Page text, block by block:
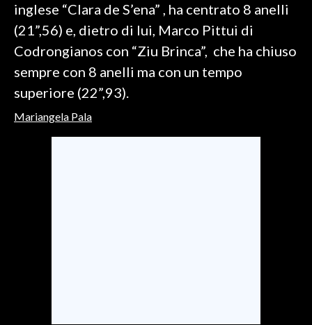
SALUTE
SARDEGNA TURISMO
SARDI NEL MONDO
NOTIZIE
inglese “Clara de S’ena” , ha centrato 8 anelli
(21”,56) e, dietro di lui, Marco Pittui di
Codrongianos con “Ziu Brinca”, che ha chiuso
sempre con 8 anelli ma con un tempo
superiore (22”,93).
Mariangela Pala